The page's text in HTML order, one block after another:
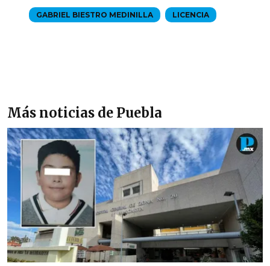
GABRIEL BIESTRO MEDINILLA LICENCIA
Más noticias de Puebla